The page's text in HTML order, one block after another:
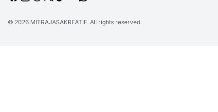
© 2026 MITRAJASAKREATIF. All rights reserved.